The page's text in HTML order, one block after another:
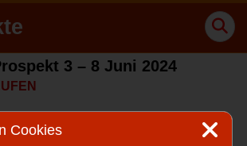
3 – 8 Juni 2024
Cookies